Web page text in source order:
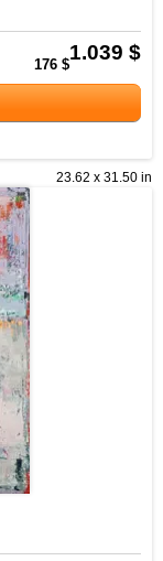
1.039 $
176 $
23.62 x 31.50 in